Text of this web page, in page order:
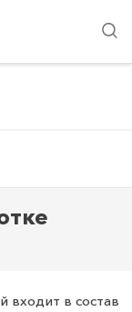
входит в состав